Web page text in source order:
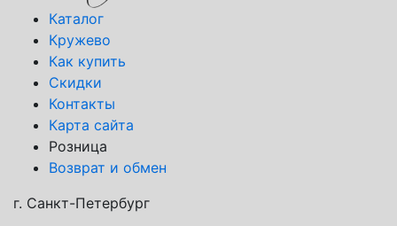
Каталог
Кружево
Как купить
Скидки
Контакты
Карта сайта
Розница
Возврат и обмен
г. Санкт-Петербург